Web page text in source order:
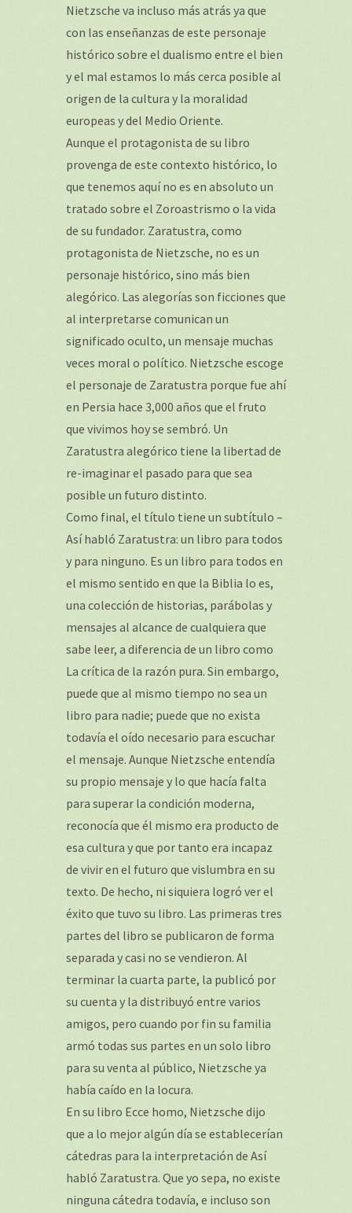
Nietzsche va incluso más atrás ya que
con las enseñanzas de este personaje
histórico sobre el dualismo entre el bien
y el mal estamos lo más cerca posible al
origen de la cultura y la moralidad
europeas y del Medio Oriente.
Aunque el protagonista de su libro
provenga de este contexto histórico, lo
que tenemos aquí no es en absoluto un
tratado sobre el Zoroastrismo o la vida
de su fundador. Zaratustra, como
protagonista de Nietzsche, no es un
personaje histórico, sino más bien
alegórico. Las alegorías son ficciones que
al interpretarse comunican un
significado oculto, un mensaje muchas
veces moral o político. Nietzsche escoge
el personaje de Zaratustra porque fue ahí
en Persia hace 3,000 años que el fruto
que vivimos hoy se sembró. Un
Zaratustra alegórico tiene la libertad de
re-imaginar el pasado para que sea
posible un futuro distinto.
Como final, el título tiene un subtítulo –
Así habló Zaratustra: un libro para todos
y para ninguno. Es un libro para todos en
el mismo sentido en que la Biblia lo es,
una colección de historias, parábolas y
mensajes al alcance de cualquiera que
sabe leer, a diferencia de un libro como
La crítica de la razón pura. Sin embargo,
puede que al mismo tiempo no sea un
libro para nadie; puede que no exista
todavía el oído necesario para escuchar
el mensaje. Aunque Nietzsche entendía
su propio mensaje y lo que hacía falta
para superar la condición moderna,
reconocía que él mismo era producto de
esa cultura y que por tanto era incapaz
de vivir en el futuro que vislumbra en su
texto. De hecho, ni siquiera logró ver el
éxito que tuvo su libro. Las primeras tres
partes del libro se publicaron de forma
separada y casi no se vendieron. Al
terminar la cuarta parte, la publicó por
su cuenta y la distribuyó entre varios
amigos, pero cuando por fin su familia
armó todas sus partes en un solo libro
para su venta al público, Nietzsche ya
había caído en la locura.
En su libro Ecce homo, Nietzsche dijo
que a lo mejor algún día se establecerían
cátedras para la interpretación de Así
habló Zaratustra. Que yo sepa, no existe
ninguna cátedra todavía, e incluso son